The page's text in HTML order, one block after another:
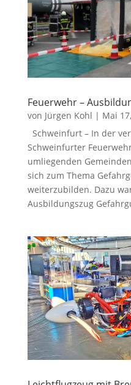
Feuerwehr –
von Jürgen Kohl | Mai
Schweinfurt – In der
Schweinfurter
umliegenden
sich zum Thema
weiterzubilden. Dazu
Ausbildungszug